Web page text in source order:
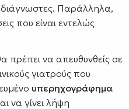
Παράλληλα,
που είναι εντελώς
πρέπει να απευθυνθείς σε
γιατρούς που
υπερηχογράφημα
να γίνει λήψη